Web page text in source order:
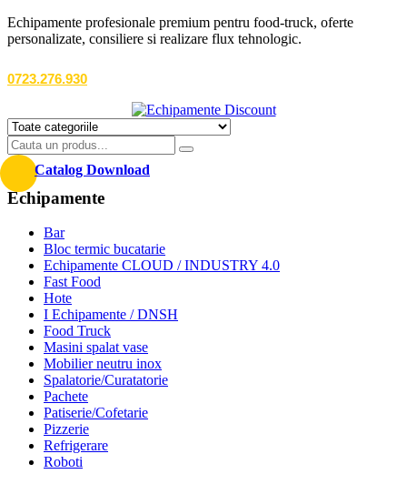
Echipamente profesionale premium pentru food-truck, oferte
personalizate, consiliere si realizare flux tehnologic.
0723.276.930
Catalog Download
Echipamente
Bar
Bloc termic bucatarie
Echipamente CLOUD / INDUSTRY 4.0
Fast Food
Hote
I Echipamente / DNSH
Food Truck
Masini spalat vase
Mobilier neutru inox
Spalatorie/Curatatorie
Pachete
Patiserie/Cofetarie
Pizzerie
Refrigerare
Roboti